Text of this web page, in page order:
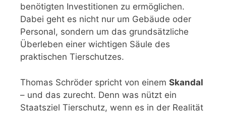
benötigten Investitionen zu ermöglichen.
Dabei geht es nicht nur um Gebäude oder
Personal, sondern um das grundsätzliche
Überleben einer wichtigen Säule des
praktischen Tierschutzes.
Thomas Schröder spricht von einem Skandal
– und das zurecht. Denn was nützt ein
Staatsziel Tierschutz, wenn es in der Realität